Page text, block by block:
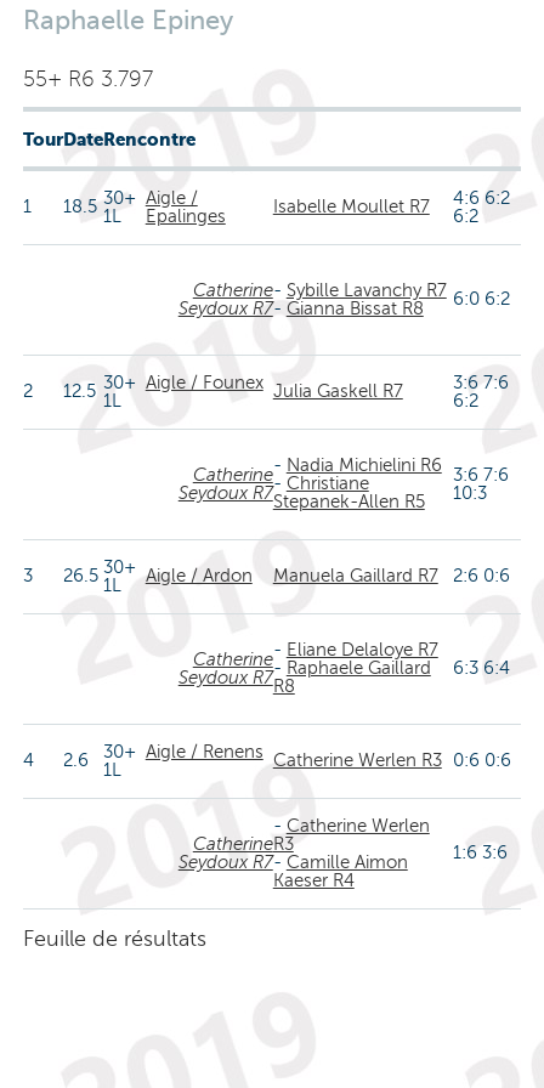
Raphaelle Epiney
55+ R6 3.797
TourDateRencontre
1 18.5 30+
1L
Aigle /
Epalinges
Isabelle Moullet R7
4:6 6:2
6:2
Catherine
Seydoux R7
- Sybille Lavanchy R7
- Gianna Bissat R8 6:0 6:2
2 12.5 30+
1L
Aigle / Founex Julia Gaskell R7
3:6 7:6
6:2
Catherine
Seydoux R7
- Nadia Michielini R6
- Christiane
Stepanek-Allen R5
3:6 7:6
10:3
3 26.5 30+
1L
Aigle / Ardon Manuela Gaillard R7 2:6 0:6
Catherine
Seydoux R7
- Eliane Delaloye R7
- Raphaele Gaillard
R8
6:3 6:4
4 2.6
30+
1L
Aigle / Renens Catherine Werlen R3 0:6 0:6
Catherine
Seydoux R7
- Catherine Werlen
R3
- Camille Aimon
Kaeser R4
1:6 3:6
Feuille de résultats